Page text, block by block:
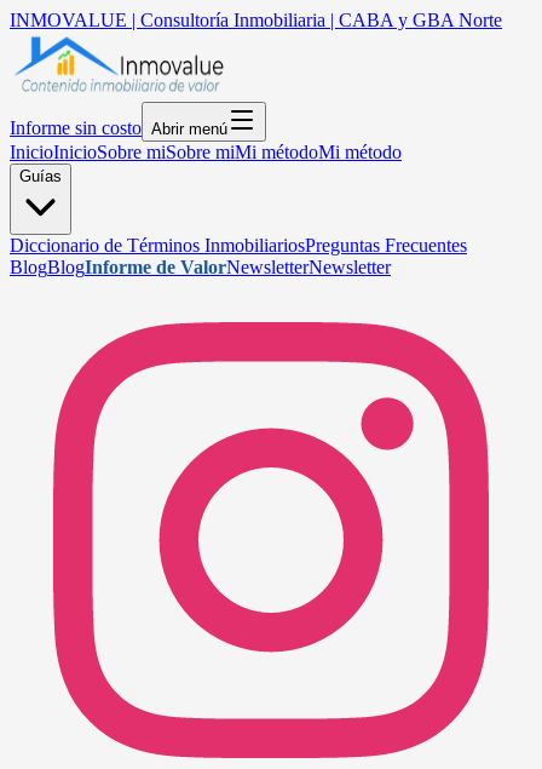
INMOVALUE | Consultoría Inmobiliaria | CABA y GBA Norte
Informe sin costo Abrir menú
InicioInicioSobre miSobre miMi métodoMi método
Guías
Diccionario de Términos InmobiliariosPreguntas Frecuentes
BlogBlogInforme de ValorNewsletterNewsletter